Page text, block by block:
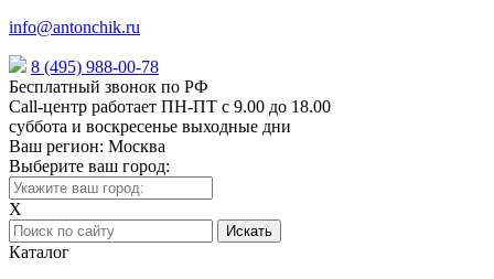
info@antonchik.ru
8 (495) 988-00-78
Бесплатный звонок по РФ
Call-центр работает ПН-ПТ с 9.00 до 18.00
суббота и воскресенье выходные дни
Ваш регион: Москва
Выберите ваш город:
X
Каталог